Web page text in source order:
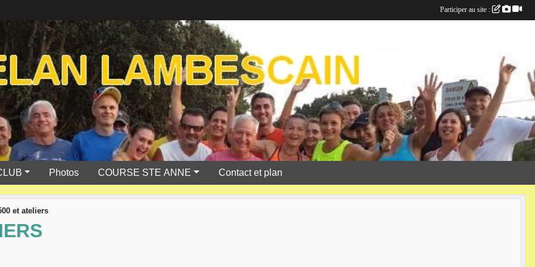
Photos COURSE STE ANNE Contact et plan
et ateliers
Participer au site :